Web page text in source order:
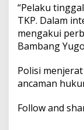
“Pelaku
TKP. Dalam
mengakui
Bambang
Polisi
ancaman
Follow and